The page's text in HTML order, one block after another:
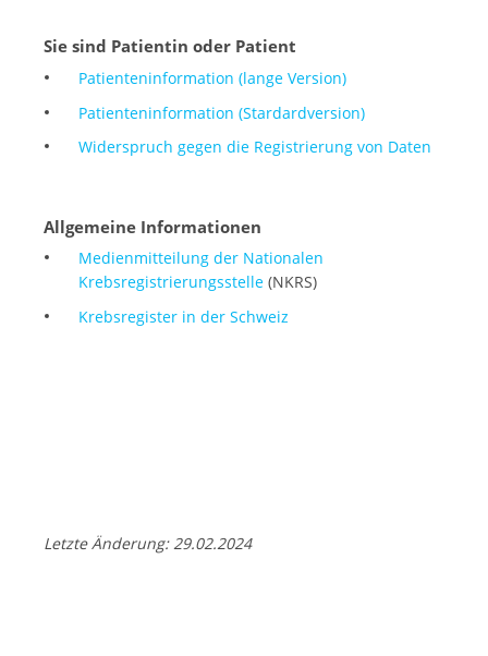
Sie sind Patientin oder Patient
Patienteninformation (lange Version)
Patienteninformation (Stardardversion)
Widerspruch gegen die Registrierung von Daten
Allgemeine Informationen
Medienmitteilung der Nationalen
Krebsregistrierungsstelle(NKRS)
Krebsregister in der Schweiz
Letzte Änderung: 29.02.2024